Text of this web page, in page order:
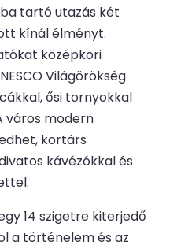
tartó utazás két
kínál élményt.
középkori
Világörökség
ősi tornyokkal
város modern
kortárs
kávézókkal és
14 szigetre kiterjedő
a történelem és az